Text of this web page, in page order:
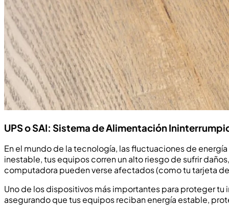
UPS o SAI: Sistema de Alimentación
En el mundo de la tecnología, las fluctuaciones de
inestable, tus equipos corren un alto riesgo de sufrir
computadora pueden verse afectados (como tu tarjeta
Uno de los dispositivos más importantes para proteger tu
asegurando que tus equipos reciban energía estable,